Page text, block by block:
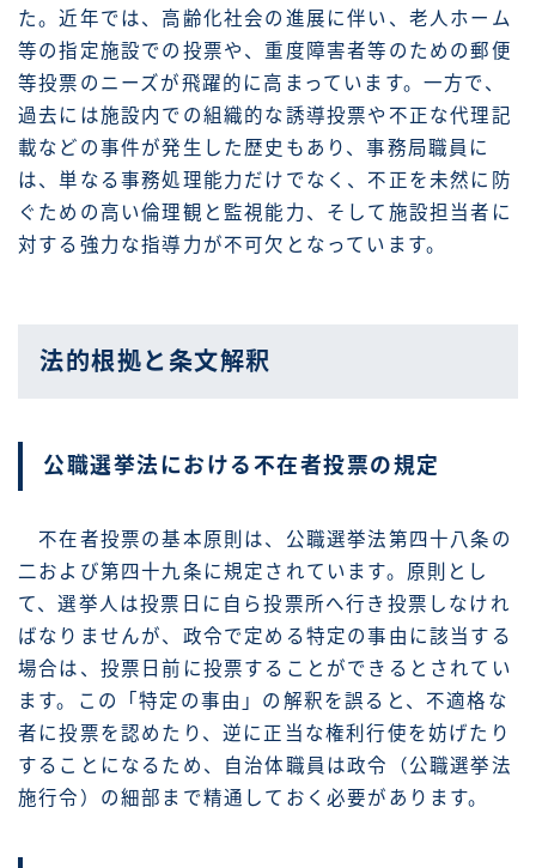
た。近年では、高齢化社会の進展に伴い、老人ホーム
等の指定施設での投票や、重度障害者等のための郵便
等投票のニーズが飛躍的に高まっています。一方で、
過去には施設内での組織的な誘導投票や不正な代理記
載などの事件が発生した歴史もあり、事務局職員に
は、単なる事務処理能力だけでなく、不正を未然に防
ぐための高い倫理観と監視能力、そして施設担当者に
対する強力な指導力が不可欠となっています。
法的根拠と条文解釈
公職選挙法における不在者投票の規定
不在者投票の基本原則は、公職選挙法第四十八条の
二および第四十九条に規定されています。原則とし
て、選挙人は投票日に自ら投票所へ行き投票しなけれ
ばなりませんが、政令で定める特定の事由に該当する
場合は、投票日前に投票することができるとされてい
ます。この「特定の事由」の解釈を誤ると、不適格な
者に投票を認めたり、逆に正当な権利行使を妨げたり
することになるため、自治体職員は政令（公職選挙法
施行令）の細部まで精通しておく必要があります。